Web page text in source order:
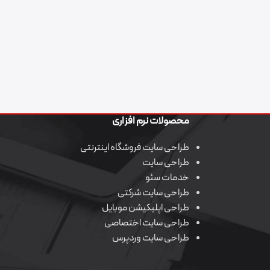
محصولات نرم افزاری
طراحی سایت فروشگاه اینترنتی
طراحی سایت
خدمات سئو
طراحی سایت شرکتی
طراحی اپلیکیشن موبایل
طراحی سایت اختصاصی
طراحی سایت وردپرس